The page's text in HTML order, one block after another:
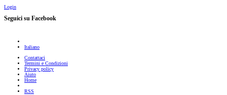
Login
Seguici su Facebook
Italiano
Contattaci
Termini e Condizioni
Privacy policy
Aiuto
Home
RSS